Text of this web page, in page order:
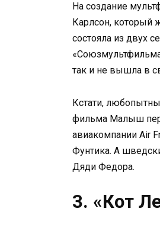
На создание
Карлсон, который
состояла из двух
так и не вышла в
Кстати,
фильма Малыш
авиакомпании Air
Фунтика. А
Дяди Федора.
3. «Кот